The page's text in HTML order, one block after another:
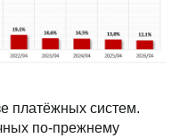
платёжных систем.
по-прежнему